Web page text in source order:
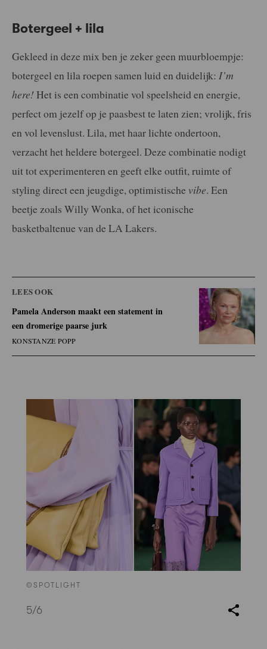
Botergeel + lila
Gekleed in deze mix ben je zeker geen muurbloempje:
botergeel en lila roepen samen luid en duidelijk: I’m
here! Het is een combinatie vol speelsheid en energie,
perfect om jezelf op je paasbest te laten zien; vrolijk, fris
en vol levenslust. Lila, met haar lichte ondertoon,
verzacht het heldere botergeel. Deze combinatie nodigt
uit tot experimenteren en geeft elke outfit, ruimte of
styling direct een jeugdige, optimistische vibe. Een
beetje zoals Willy Wonka, of het iconische
basketbaltenue van de LA Lakers.
LEES OOK
Pamela Anderson maakt een statement in
een dromerige paarse jurk
KONSTANZE POPP
©SPOTLIGHT
5/6